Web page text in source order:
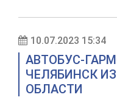
10.07.2023 15:34
АВТОБУС-
ЧЕЛЯБИНСК
ОБЛАСТИ